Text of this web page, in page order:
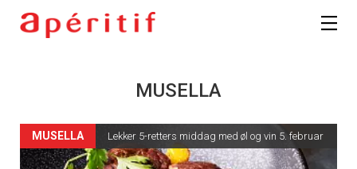
MUSELLA
MUSELLA Lekker 5-retters middag med øl og vin 5. februar